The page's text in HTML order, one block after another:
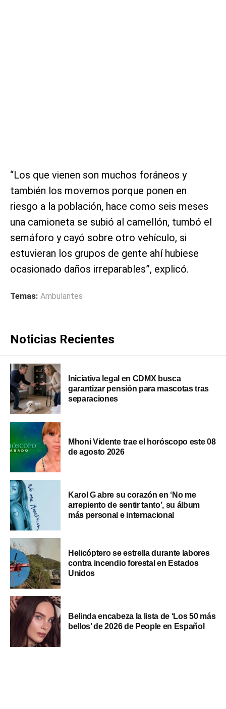
“Los que vienen son muchos foráneos y
también los movemos porque ponen en
riesgo a la población, hace como seis meses
una camioneta se subió al camellón, tumbó el
semáforo y cayó sobre otro vehículo, si
estuvieran los grupos de gente ahí hubiese
ocasionado daños irreparables”, explicó.
Temas: Ambulantes
Noticias Recientes
Iniciativa legal en CDMX busca
garantizar pensión para mascotas tras
separaciones
Mhoni Vidente trae el horóscopo este 08
de agosto 2026
Karol G abre su corazón en ‘No me
arrepiento de sentir tanto’, su álbum
más personal e internacional
Helicóptero se estrella durante labores
contra incendio forestal en Estados
Unidos
Belinda encabeza la lista de ‘Los 50 más
bellos’ de 2026 de People en Español